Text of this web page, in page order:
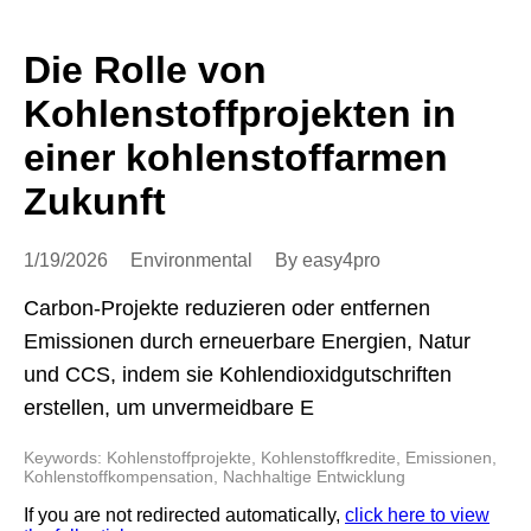
Die Rolle von
Kohlenstoffprojekten in
einer kohlenstoffarmen
Zukunft
1/19/2026 Environmental By easy4pro
Carbon-Projekte reduzieren oder entfernen
Emissionen durch erneuerbare Energien, Natur
und CCS, indem sie Kohlendioxidgutschriften
erstellen, um unvermeidbare E
Keywords: Kohlenstoffprojekte, Kohlenstoffkredite, Emissionen,
Kohlenstoffkompensation, Nachhaltige Entwicklung
If you are not redirected automatically, click here to view